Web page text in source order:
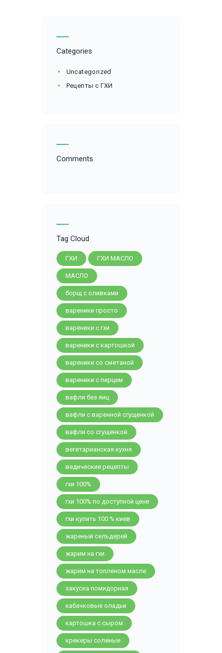
Categories
Uncategorized
Рецепты с ГХИ
Comments
Tag Cloud
ГХИ ГХИ МАСЛО
МАСЛО
борщ с оливками
вареники просто
вареники с гхи
вареники с картошкой
вареники со сметаной
вареники с перцем
вафли без яиц
вафли с варенной сгущенкой
вафли со сгущенкой
вегетарианская кухня
ведические рецепты
гхи 100%
гхи 100% по доступной цене
гхи купить 100 % киев
жареный сельдерей
жарим на гхи
жарим на топленом масле
закуска помидорная
кабачковые оладьи
картошка с сыром
крекеры соленые